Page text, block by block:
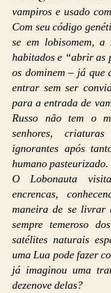
vampiros e usado
Com seu código
se em lobisomem, a
habitados e “abrir as
os dominem – já que
entrar sem ser
para a entrada de
Russo não tem o
senhores,
ignorantes após
humano pasteurizado.
O Lobonauta
encrencas,
maneira de se livrar
sempre temeroso
satélites naturais
uma Lua pode fazer
já imaginou uma
dezenove delas?